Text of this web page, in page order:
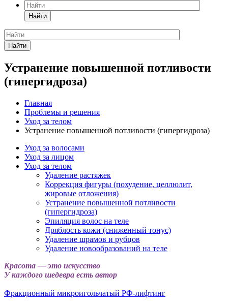
Найти
Найти
Устранение повышенной потливости
(гипергидроза)
Главная
Проблемы и решения
Уход за телом
Устранение повышенной потливости (гипергидроза)
Уход за волосами
Уход за лицом
Уход за телом
Удаление растяжек
Коррекция фигуры (похудение, целлюлит,
жировые отложения)
Устранение повышенной потливости
(гипергидроза)
Эпиляция волос на теле
Дряблость кожи (сниженный тонус)
Удаление шрамов и рубцов
Удаление новообразований на теле
Красота — это искусство
У каждого шедевра есть автор
Фракционный микроигольчатый РФ-лифтинг